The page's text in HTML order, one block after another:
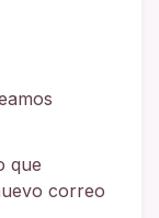
que
correo